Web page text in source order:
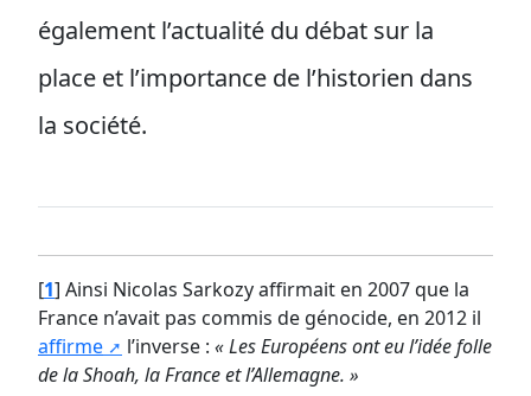
également l’actualité du débat sur la
place et l’importance de l’historien dans
la société.
[1] Ainsi Nicolas Sarkozy affirmait en 2007 que la
France n’avait pas commis de génocide, en 2012 il
affirme
l’inverse : « Les Européens ont eu l’idée folle
de la Shoah, la France et l’Allemagne. »